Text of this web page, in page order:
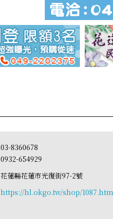
03-8360678
0932-654929
花蓮縣花蓮市光復街97-2號
https://hl.okgo.tw/shop/